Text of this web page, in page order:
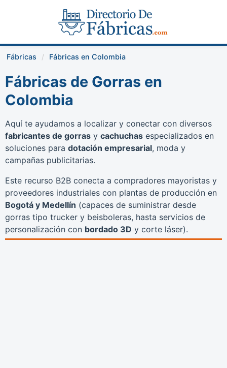
Fábricas Fábricas en Colombia
Fábricas de Gorras en
Colombia
Aquí te ayudamos a localizar y conectar con diversos
fabricantes de gorras y cachuchas especializados en
soluciones para dotación empresarial, moda y
campañas publicitarias.
Este recurso B2B conecta a compradores mayoristas y
proveedores industriales con plantas de producción en
Bogotá y Medellín (capaces de suministrar desde
gorras tipo trucker y beisboleras, hasta servicios de
personalización con bordado 3D y corte láser).